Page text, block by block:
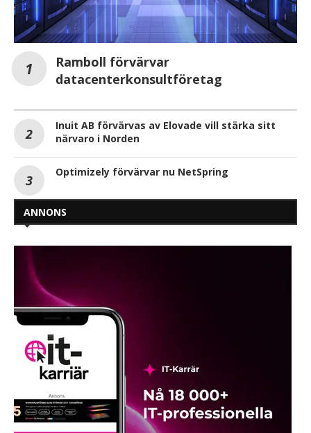
Ramboll förvärvar
datacenterkonsultföretag
Inuit AB förvärvas av Elovade vill stärka sitt
närvaro i Norden
Optimizely förvärvar nu NetSpring
ANNONS